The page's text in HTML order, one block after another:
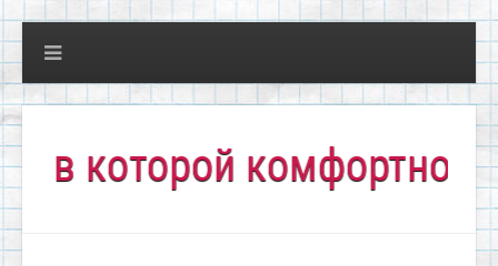
комфортно всем!"